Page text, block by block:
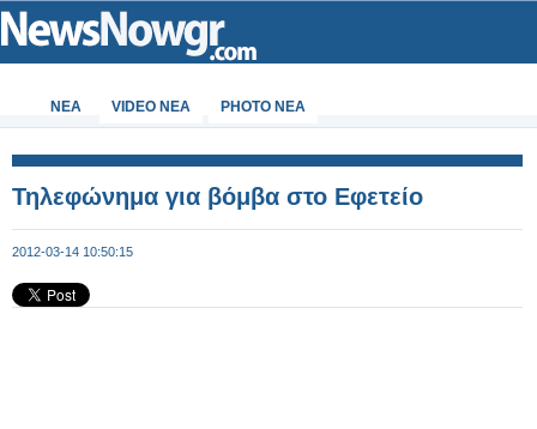
ΝΕΑ VIDEO NEA PHOTO NEA
Τηλεφώνημα για βόμβα στο Εφετείο
2012-03-14 10:50:15